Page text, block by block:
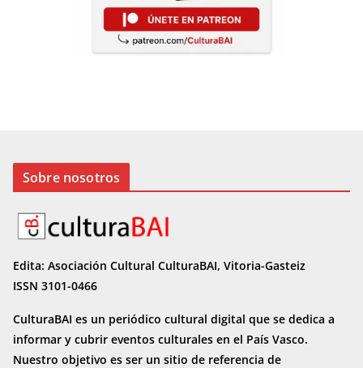
Sobre nosotros
Edita: Asociación Cultural CulturaBAI, Vitoria-Gasteiz
ISSN 3101-0466
CulturaBAI es un periódico cultural digital que se dedica a
informar y cubrir eventos culturales en el País Vasco.
Nuestro objetivo es ser un sitio de referencia de